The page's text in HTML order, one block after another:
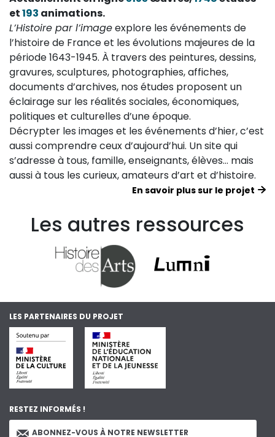
et193 animations.
L’Histoire par l’imageexplore les événements de
l’histoire de France et les évolutions majeures de la
période 1643-1945. À travers des peintures, dessins,
gravures, sculptures, photographies, affiches,
documents d’archives, nos études proposent un
éclairage sur les réalités sociales, économiques,
politiques et culturelles d’une époque.
Décrypter les images et les événements d’hier, c’est
aussi comprendre ceux d’aujourd’hui. Un site qui
s’adresse à tous, famille, enseignants, élèves… mais
aussi à tous les curieux, amateurs d’art et d’histoire.
En savoir plus sur le projet
Les autres ressources
LES PARTENAIRES DU PROJET
RESTEZ INFORMÉS !
ABONNEZ-VOUS À NOTRE NEWSLETTER